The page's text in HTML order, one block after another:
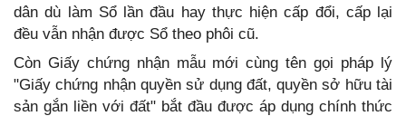
dân dù làm Sổ lần đầu hay thực hiện cấp đổi, cấp lại
đều vẫn nhận được Sổ theo phôi cũ.
Còn Giấy chứng nhận mẫu mới cùng tên gọi pháp lý
"Giấy chứng nhận quyền sử dụng đất, quyền sở hữu tài
sản gắn liền với đất" bắt đầu được áp dụng chính thức